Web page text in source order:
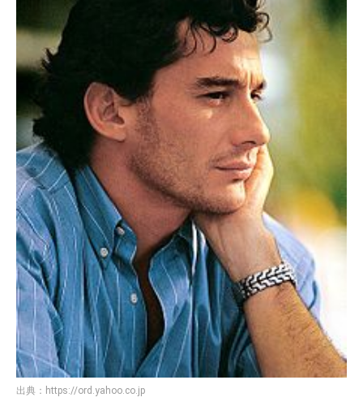
出典： https://ord.yahoo.co.jp